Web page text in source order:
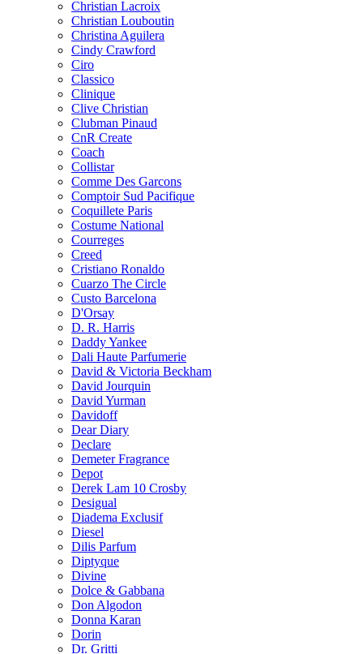
Christian Lacroix
Christian Louboutin
Christina Aguilera
Cindy Crawford
Ciro
Classico
Clinique
Clive Christian
Clubman Pinaud
CnR Create
Coach
Collistar
Comme Des Garcons
Comptoir Sud Pacifique
Coquillete Paris
Costume National
Courreges
Creed
Cristiano Ronaldo
Cuarzo The Circle
Custo Barcelona
D'Orsay
D. R. Harris
Daddy Yankee
Dali Haute Parfumerie
David & Victoria Beckham
David Jourquin
David Yurman
Davidoff
Dear Diary
Declare
Demeter Fragrance
Depot
Derek Lam 10 Crosby
Desigual
Diadema Exclusif
Diesel
Dilis Parfum
Diptyque
Divine
Dolce & Gabbana
Don Algodon
Donna Karan
Dorin
Dr. Gritti